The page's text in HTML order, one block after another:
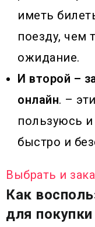
иметь
поезду, чем
ожидание.
И второй –
онлайн. –
пользуюсь
быстро и
Выбрать и
Как
для